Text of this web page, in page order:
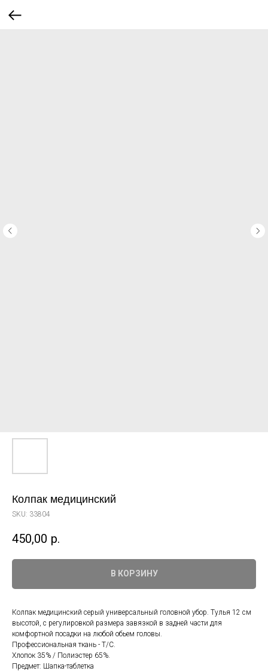
Колпак медицинский
SKU: 33804
450,00 р.
В КОРЗИНУ
Колпак медицинский серый универсальный головной убор. Тулья 12 см
высотой, с регулировкой размера завязкой в задней части для
комфортной посадки на любой обьем головы.
Профессиональная ткань - Т/С.
Хлопок 35% / Полиэстер 65%.
Предмет: Шапка-таблетка